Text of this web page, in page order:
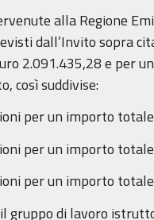
alla Regione
dall’Invito sopra
2.091.435,28 e per
così suddivise:
per un importo
per un importo
per un importo
gruppo di lavoro